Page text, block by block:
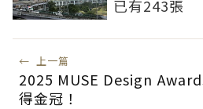
已有243張
← 上一篇
2025 MUSE Design
得金冠！